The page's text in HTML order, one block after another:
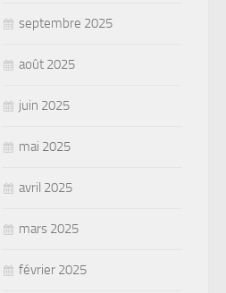
septembre 2025
août 2025
juin 2025
mai 2025
avril 2025
mars 2025
février 2025